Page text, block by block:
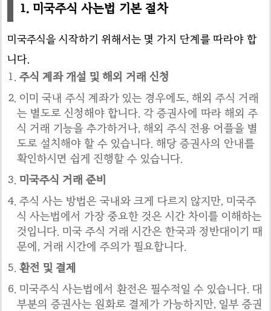
1. 미국주식 사는법 기본 절차
미국주식을 시작하기 위해서는 몇 가지 단계를 따라야 합
니다.
주식 계좌 개설 및 해외 거래 신청
이미 국내 주식 계좌가 있는 경우에도, 해외 주식 거래
는 별도로 신청해야 합니다. 각 증권사에 따라 해외 주
식 거래 기능을 추가하거나, 해외 주식 전용 어플을 별
도로 설치해야 할 수 있습니다. 해당 증권사의 안내를
확인하시면 쉽게 진행할 수 있습니다.
미국주식 거래 준비
주식 사는 방법은 국내와 크게 다르지 않지만, 미국주
식 사는법에서 가장 중요한 것은 시간 차이를 이해하는
것입니다. 미국 주식 거래 시간은 한국과 정반대이기 때
문에, 거래 시간에 주의가 필요합니다.
환전 및 결제
미국주식 사는법에서 환전은 필수적일 수 있습니다. 대
부분의 증권사는 원화로 결제가 가능하지만, 일부 증권